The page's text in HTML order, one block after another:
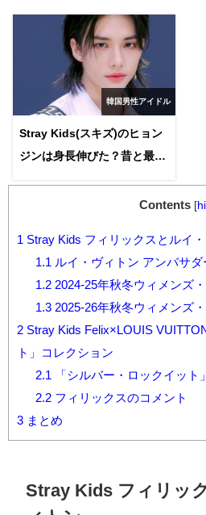
韓国男性アイドル
Stray Kids(スキズ)のヒョン
ジンは身長伸びた？昔と最新
Contents [
1 Stray Kids フィリックスとルイ
1.1
ルイ・ヴィトン アンバサダ
1.22024-25年秋冬ウィメンズ
1.32025-26年秋冬ウィメンズ
2 Stray Kids Felix×LOUIS
ト」コレクション
2.1
「シルバー・ロックイット
2.2フィリックスのコメント
3 まとめ
Stray Kids フィリッ